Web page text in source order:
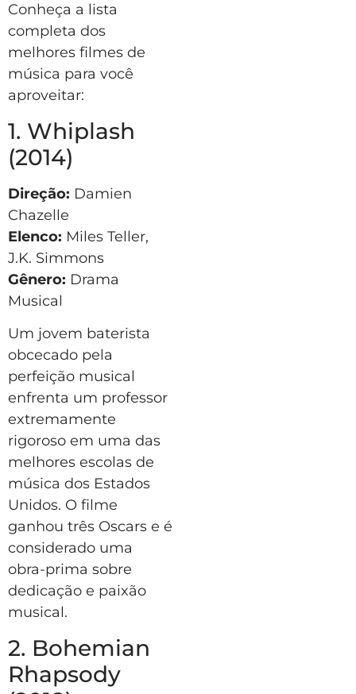
Conheça a lista
completa dos
melhores filmes de
música para você
aproveitar:
1. Whiplash
(2014)
Direção: Damien
Chazelle
Elenco: Miles Teller,
J.K. Simmons
Gênero: Drama
Musical
Um jovem baterista
obcecado pela
perfeição musical
enfrenta um professor
extremamente
rigoroso em uma das
melhores escolas de
música dos Estados
Unidos. O filme
ganhou três Oscars e é
considerado uma
obra-prima sobre
dedicação e paixão
musical.
2. Bohemian
Rhapsody